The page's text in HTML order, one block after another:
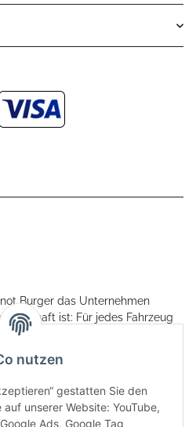
Burger das Unternehmen
ist: Für jedes Fahrzeug
und individuell.
Kundenrückmeldungen kamen
Hardtopständer hinzu.
in Deutschland produziert und
und Materialien gefertigt.
nutzen
gestatten Sie den
unserer Website: YouTube,
Ads, Google Tag